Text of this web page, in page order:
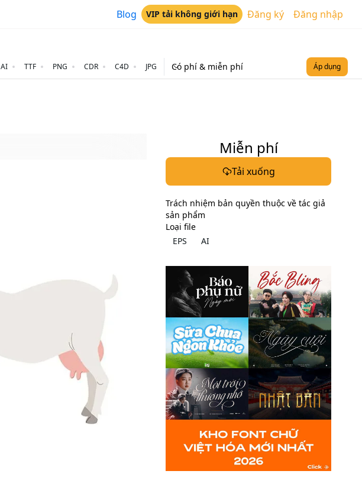
Blog VIP tải không giới hạn Đăng ký Đăng nhập
AI TTF PNG CDR C4D JPG Có phí & miễn phí Áp dụng
Miễn phí
Tải xuống
Trách nhiệm bản quyền thuộc về tác giả
sản phẩm
Loại file
EPS
AI